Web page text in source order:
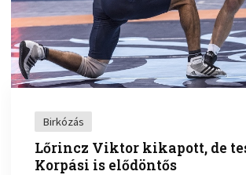
Birkózás
Lőrincz Viktor kikapott, de
Korpási is elődöntős